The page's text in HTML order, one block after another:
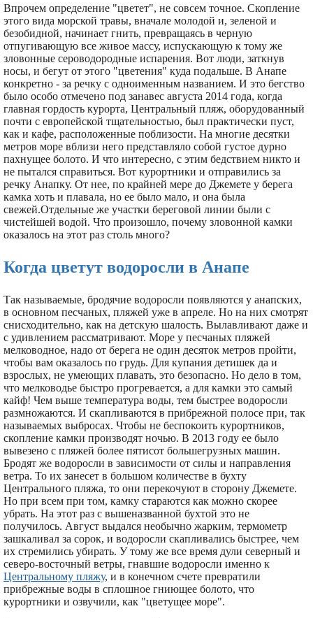
приятно.
Впрочем определение "цветет", не совсем точное. Скопление
этого вида морской травы, вначале молодой и, зеленой и
безобидной, начинает гнить, превращаясь в черную
отпугивающую все живое массу, испускающую к тому же
зловонные сероводородные испарения. Вот люди, заткнув
носы, и бегут от этого "цветения" куда подальше. В Анапе
конкретно - за речку с одноименным названием. И это бегство
было особо отмечено под занавес августа 2014 года, когда
главная гордость курорта, Центральный пляж, оборудованный
почти с европейской тщательностью, был практически пуст,
как и кафе, расположенные поблизости. На многие десятки
метров море вблизи него представляло собой густое дурно
пахнущее болото. И что интересно, с этим бедствием никто и
не пытался справиться. Вот курортники и отправились за
речку Анапку. От нее, по крайней мере до Джемете у берега
камка хоть и плавала, но ее было мало, и она была
свежей.Отдельные же участки береговой линии были с
чистейшей водой. Что произошло, почему зловонной камки
оказалось на этот раз столь много?
Когда цветут водоросли в Анапе
Так называемые, бродячие водоросли появляются у анапских,
в основном песчаных, пляжей уже в апреле. Но на них смотрят
снисходительно, как на детскую шалость. Вылавливают даже и
с удивлением рассматривают. Море у песчаных пляжей
мелководное, надо от берега не один десяток метров пройти,
чтобы вам оказалось по грудь. Для купания детишек да и
взрослых, не умеющих плавать, это безопасно. Но дело в том,
что мелководье быстро прогревается, а для камки это самый
кайф! Чем выше температура воды, тем быстрее водоросли
размножаются. И скапливаются в прибрежной полосе при, так
называемых выбросах. Чтобы не беспокоить курортников,
скопление камки производят ночью. В 2013 году ее было
вывезено с пляжей более пятисот большегрузных машин.
Бродят же водоросли в зависимости от силы и направления
ветра. То их занесет в большом количестве в бухту
Центрального пляжа, то они перекочуют в сторону Джемете.
Но при всем при том, камку стараются как можно скорее
убрать. На этот раз с вышеназванной бухтой это не
получилось. Август выдался необычно жарким, термометр
зашкаливал за сорок, и водоросли скапливались быстрее, чем
их стремились убирать. У тому же все время дули северный и
северо-восточный ветры, гнавшие водоросли именно к
Центральному пляжу, и в конечном счете превратили
прибрежные воды в сплошное гниющее болото, что
курортники и озвучили, как "цветущее море".